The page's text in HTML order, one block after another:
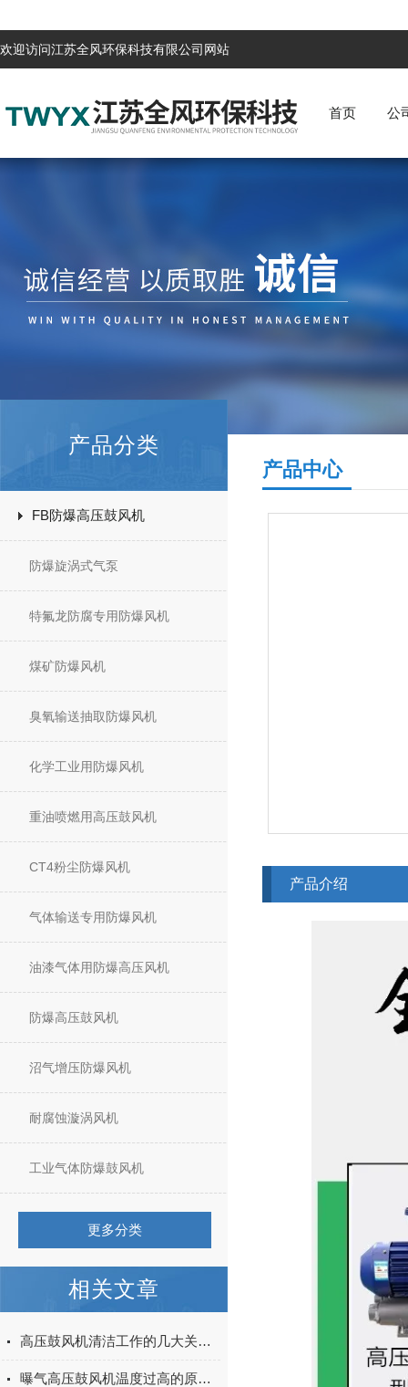
欢迎访问江苏全风环保科技有限公司网站
首页 公
产品分类
FB防爆高压鼓风机
防爆旋涡式气泵
特氟龙防腐专用防爆风机
煤矿防爆风机
臭氧输送抽取防爆风机
化学工业用防爆风机
重油喷燃用高压鼓风机
CT4粉尘防爆风机
气体输送专用防爆风机
油漆气体用防爆高压风机
防爆高压鼓风机
沼气增压防爆风机
耐腐蚀漩涡风机
工业气体防爆鼓风机
更多分类
相关文章
高压鼓风机清洁工作的几大关键点
曝气高压鼓风机温度过高的原因分析
产品中心
产品介绍